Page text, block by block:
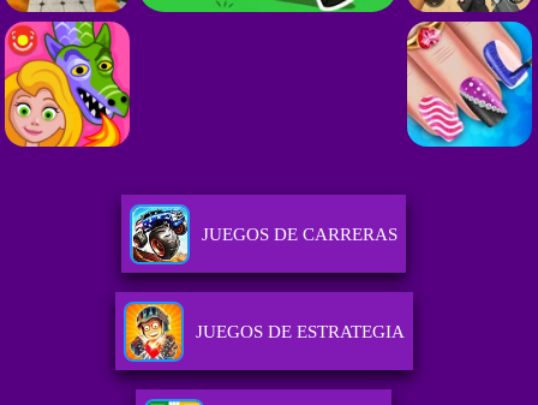
JUEGOS DE CARRERAS
JUEGOS DE ESTRATEGIA